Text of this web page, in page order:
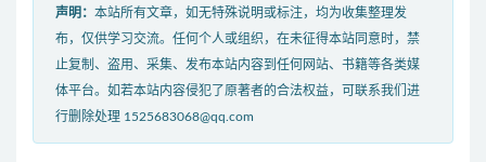
声明： 本站所有文章，如无特殊说明或标注，均为收集整理发
布，仅供学习交流。任何个人或组织，在未征得本站同意时，禁
止复制、盗用、采集、发布本站内容到任何网站、书籍等各类媒
体平台。如若本站内容侵犯了原著者的合法权益，可联系我们进
行删除处理 1525683068@qq.com